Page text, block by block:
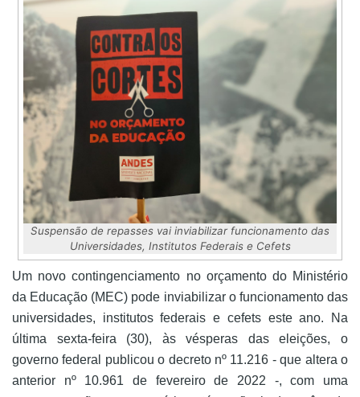
Suspensão de repasses vai inviabilizar funcionamento das
Universidades, Institutos Federais e Cefets
Um novo contingenciamento no orçamento do Ministério
da Educação (MEC) pode inviabilizar o funcionamento das
universidades, institutos federais e cefets este ano. Na
última sexta-feira (30), às vésperas das eleições, o
governo federal publicou o decreto nº 11.216 - que altera o
anterior nº 10.961 de fevereiro de 2022 -, com uma